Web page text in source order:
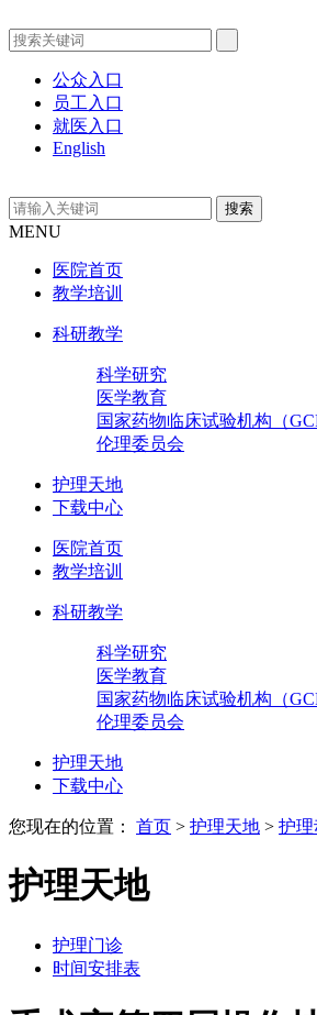
公众入口
员工入口
就医入口
English
MENU
医院首页
教学培训
科研教学
科学研究
医学教育
国家药物临床试验机构（
伦理委员会
护理天地
下载中心
医院首页
教学培训
科研教学
科学研究
医学教育
国家药物临床试验机构（
伦理委员会
护理天地
下载中心
您现在的位置： 首页 > 护理天地 > 护
护理天地
护理门诊
时间安排表